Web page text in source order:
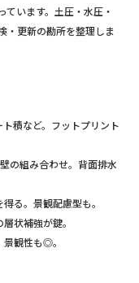
ています。土圧・水圧・
・更新の勘所を整理しま
積など。フットプリント
の組み合わせ。背面排水
る。景観配慮型も。
状補強が鍵。
観性も◎。